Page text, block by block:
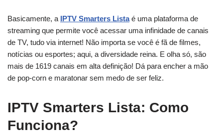
Basicamente, a IPTV Smarters Listaé uma plataforma de
streaming que permite você acessar uma infinidade de canais
de TV, tudo via internet! Não importa se você é fã de filmes,
notícias ou esportes; aqui, a diversidade reina. E olha só, são
mais de 1619 canais em alta definição! Dá para encher a mão
de pop-corn e maratonar sem medo de ser feliz.
IPTV Smarters Lista: Como
Funciona?